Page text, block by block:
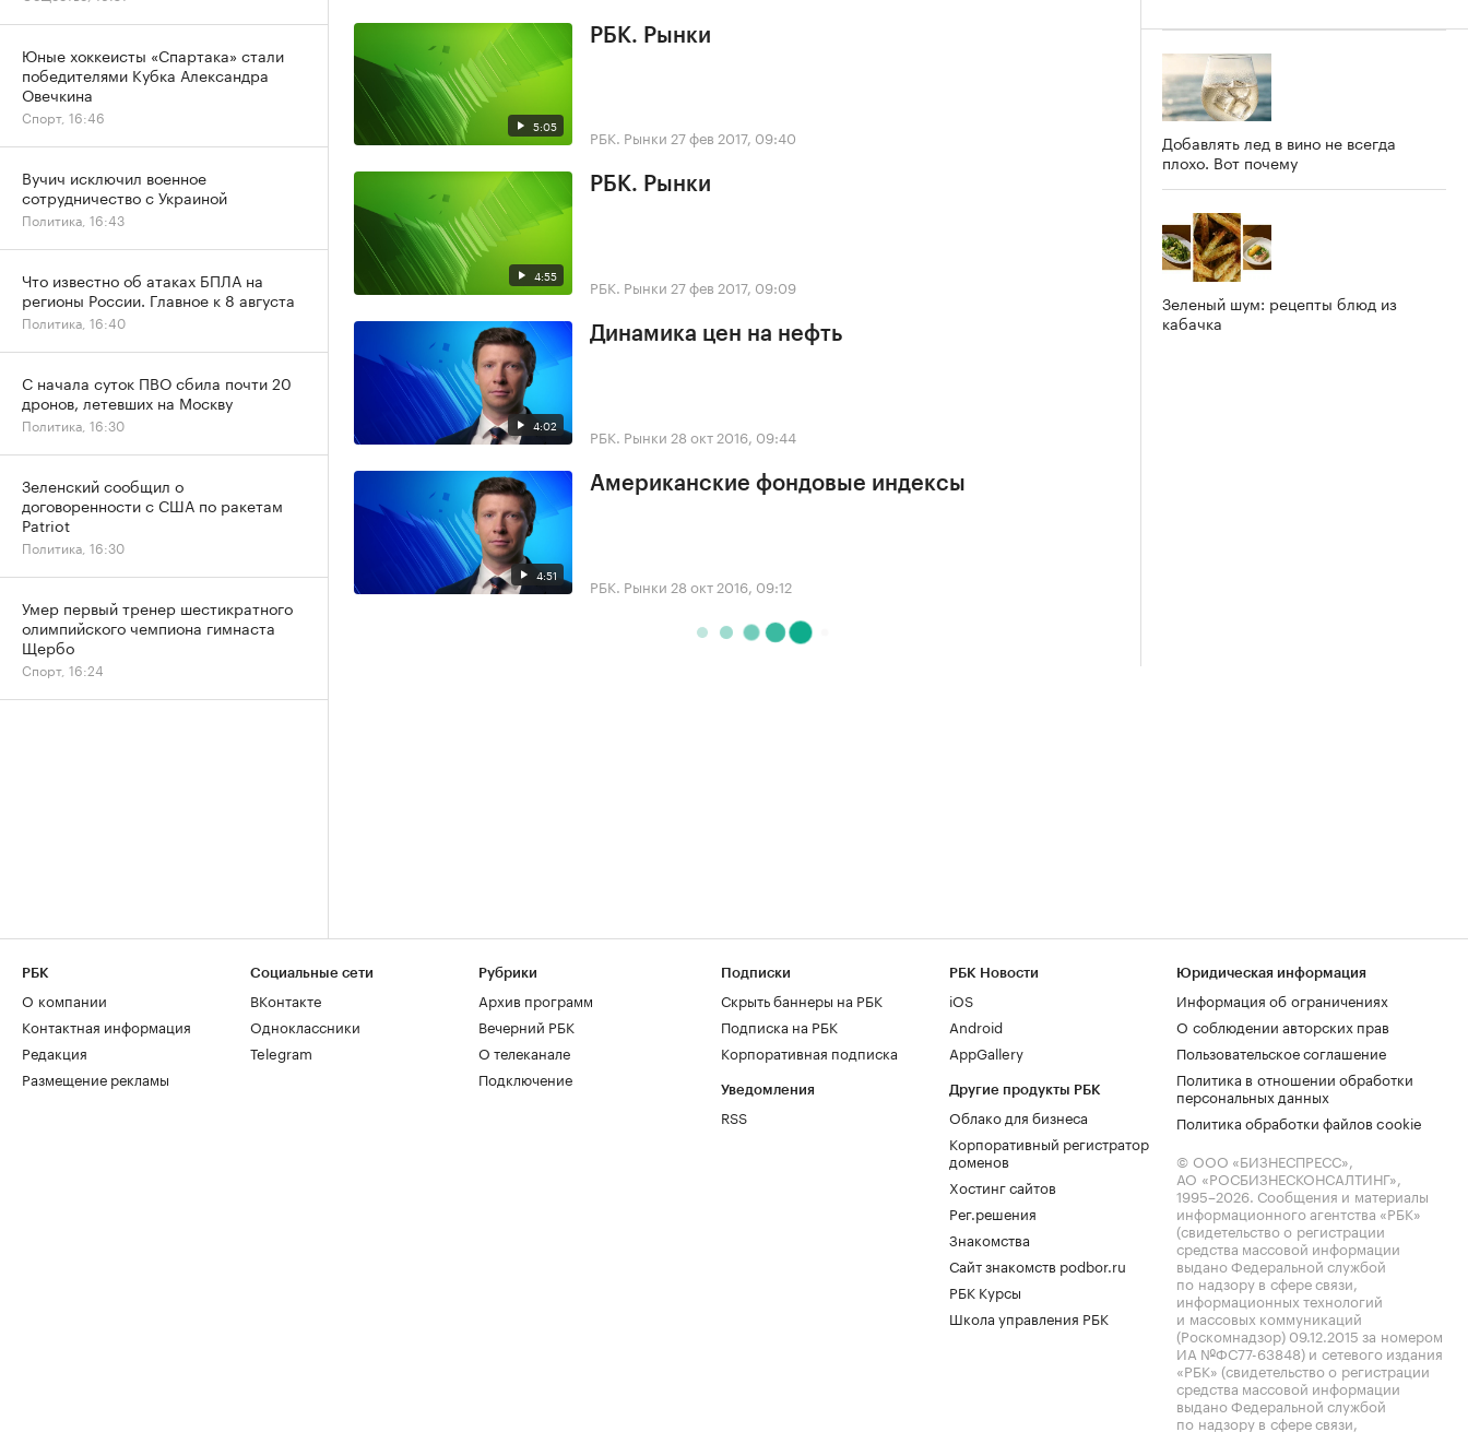
5:05
РБК. Рынки
РБК. Рынки 27 фев 2017, 09:40
4:55
РБК. Рынки
РБК. Рынки 27 фев 2017, 09:09
4:02
Динамика цен на нефть
РБК. Рынки 28 окт 2016, 09:44
4:51
Американские фондовые индексы
РБК. Рынки 28 окт 2016, 09:12
Добавлять лед в вино не всегда
плохо. Вот почему
Зеленый шум: рецепты блюд из
кабачка
Юные хоккеисты «Спартака» стали
победителями Кубка Александра
Овечкина
Спорт, 16:46
Вучич исключил военное
сотрудничество с Украиной
Политика, 16:43
Что известно об атаках БПЛА на
регионы России. Главное к 8 августа
Политика, 16:40
С начала суток ПВО сбила почти 20
дронов, летевших на Москву
Политика, 16:30
Зеленский сообщил о
договоренности с США по ракетам
Patriot
Политика, 16:30
Умер первый тренер шестикратного
олимпийского чемпиона гимнаста
Щербо
Спорт, 16:24
РБК
О компании
Контактная информация
Редакция
Размещение рекламы
Социальные сети
ВКонтакте
Одноклассники
Telegram
Рубрики
Архив программ
Вечерний РБК
О телеканале
Подключение
Подписки
Скрыть баннеры на РБК
Подписка на РБК
Корпоративная подписка
Уведомления
RSS
РБК Новости
iOS
Android
AppGallery
Другие продукты РБК
Облако для бизнеса
Корпоративный регистратор
доменов
Хостинг сайтов
Рег.решения
Знакомства
Сайт знакомств podbor.ru
РБК Курсы
Школа управления РБК
Юридическая информация
Информация об ограничениях
О соблюдении авторских прав
Пользовательское соглашение
Политика в отношении обработки
персональных данных
Политика обработки файлов cookie
© ООО «БИЗНЕСПРЕСС»,
АО «РОСБИЗНЕСКОНСАЛТИНГ»,
1995–2026. Сообщения и материалы
информационного агентства «РБК»
(свидетельство о регистрации
средства массовой информации
выдано Федеральной службой
по надзору в сфере связи,
информационных технологий
и массовых коммуникаций
(Роскомнадзор) 09.12.2015 за номером
ИА №ФС77-63848) и сетевого издания
«РБК» (свидетельство о регистрации
средства массовой информации
выдано Федеральной службой
по надзору в сфере связи,